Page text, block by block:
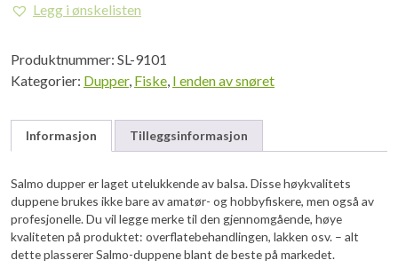
antall
Legg i ønskelisten
Produktnummer: SL-9101
Kategorier: Dupper, Fiske, I enden av snøret
Informasjon Tilleggsinformasjon
Salmo dupper er laget utelukkende av balsa. Disse høykvalitets
duppene brukes ikke bare av amatør- og hobbyfiskere, men også av
profesjonelle. Du vil legge merke til den gjennomgående, høye
kvaliteten på produktet: overflatebehandlingen, lakken osv. – alt
dette plasserer Salmo-duppene blant de beste på markedet.